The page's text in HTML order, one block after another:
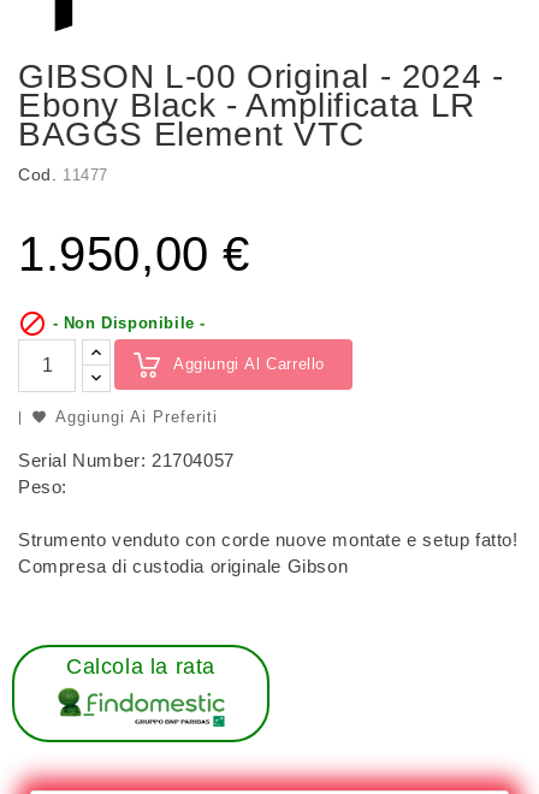
GIBSON L-00 Original - 2024 -
Ebony Black - Amplificata LR
BAGGS Element VTC
Cod. 11477
1.950,00 €
 - Non Disponibile -
Aggiungi Al Carrello
Aggiungi Ai Preferiti
Serial Number: 21704057
Peso:
Strumento venduto con corde nuove montate e setup fatto!
Compresa di custodia originale Gibson
Calcola la rata